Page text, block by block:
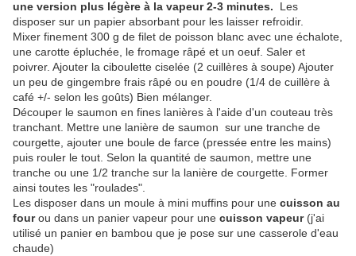
une version plus légère à la vapeur 2-3 minutes. Les
disposer sur un papier absorbant pour les laisser refroidir.
Mixer finement 300 g de filet de poisson blanc avec une échalote,
une carotte épluchée, le fromage râpé et un oeuf. Saler et
poivrer. Ajouter la ciboulette ciselée (2 cuillères à soupe) Ajouter
un peu de gingembre frais râpé ou en poudre (1/4 de cuillère à
café +/- selon les goûts) Bien mélanger.
Découper le saumon en fines lanières à l'aide d'un couteau très
tranchant. Mettre une lanière de saumon sur une tranche de
courgette, ajouter une boule de farce (pressée entre les mains)
puis rouler le tout. Selon la quantité de saumon, mettre une
tranche ou une 1/2 tranche sur la lanière de courgette. Former
ainsi toutes les "roulades".
Les disposer dans un moule à mini muffins pour une cuisson au
fourou dans un panier vapeur pour une cuisson vapeur(j'ai
utilisé un panier en bambou que je pose sur une casserole d'eau
chaude)